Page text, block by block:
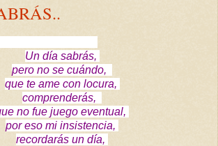
Un día sabrás,
pero no se cuándo,
que te ame con locura,
comprenderás,
no fue juego eventual,
por eso mi insistencia,
recordarás un día,